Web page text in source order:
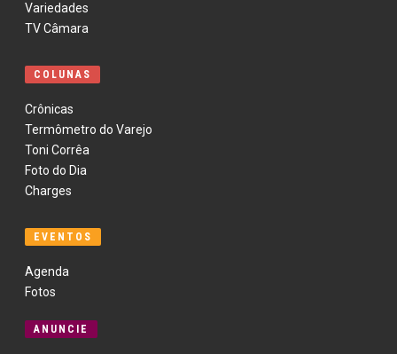
Variedades
TV Câmara
COLUNAS
Crônicas
Termômetro do Varejo
Toni Corrêa
Foto do Dia
Charges
EVENTOS
Agenda
Fotos
ANUNCIE